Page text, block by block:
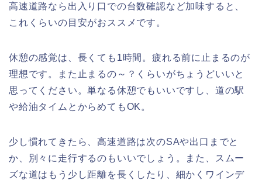
高速道路なら出入り口での台数確認など加味すると、
これくらいの目安がおススメです。
休憩の感覚は、長くても1時間。疲れる前に止まるのが
理想です。また止まるの～？くらいがちょうどいいと
思ってください。単なる休憩でもいいですし、道の駅
や給油タイムとからめてもOK。
少し慣れてきたら、高速道路は次のSAや出口までと
か、別々に走行するのもいいでしょう。また、スムー
ズな道はもう少し距離を長くしたり、細かくワインデ